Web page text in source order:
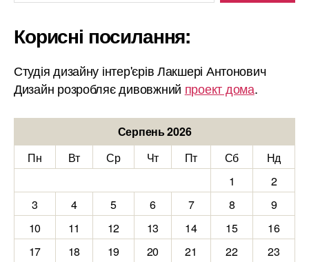
Корисні посилання:
Студія дизайну інтер'єрів Лакшері Антонович
Дизайн розробляє дивовжний проект дома.
Серпень 2026
Пн
Вт Ср Чт Пт Сб
Нд
1
2
3
4 5 6 7 8
9
10
11 12 13 14 15
16
17
18 19 20 21 22 23